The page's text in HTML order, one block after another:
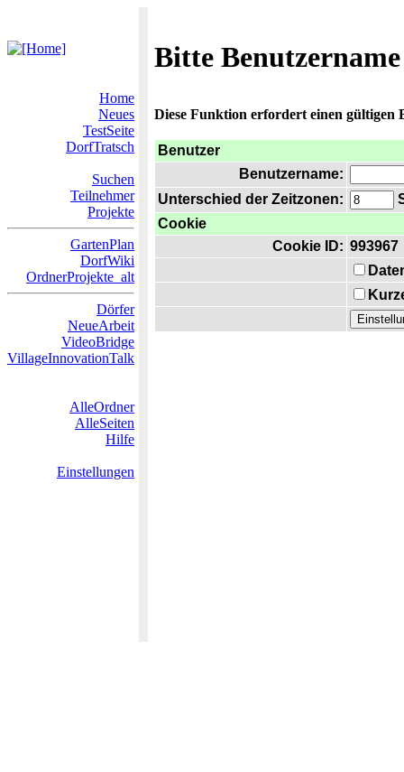
Bitte
Home
Neues
TestSeite
DorfTratsch
Suchen
Teilnehmer
Projekte
GartenPlan
DorfWiki
OrdnerProjekte_alt
Dörfer
NeueArbeit
VideoBridge
VillageInnovationTalk
AlleOrdner
AlleSeiten
Hilfe
Einstellungen
Diese Funktion erfordert einen gültigen
Benutzer
Benutzername:
Unterschied der Zeitzonen:
Cookie
Cookie ID: 993967